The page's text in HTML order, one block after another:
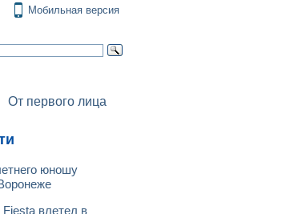
Мобильная версия
От первого лица
юношу
влетел в